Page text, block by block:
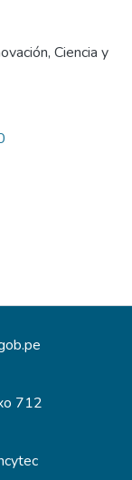
, Ciencia y
712